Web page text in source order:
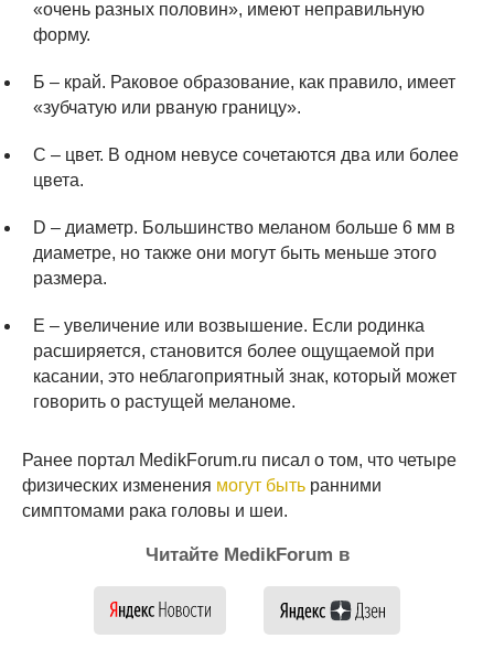
«очень разных половин», имеют неправильную
форму.
Б – край. Раковое образование, как правило, имеет
«зубчатую или рваную границу».
C – цвет. В одном невусе сочетаются два или более
цвета.
D – диаметр. Большинство меланом больше 6 мм в
диаметре, но также они могут быть меньше этого
размера.
Е – увеличение или возвышение. Если родинка
расширяется, становится более ощущаемой при
касании, это неблагоприятный знак, который может
говорить о растущей меланоме.
Ранее портал MedikForum.ru писал о том, что четыре
физических изменения могут быть ранними
симптомами рака головы и шеи.
Читайте MedikForum в